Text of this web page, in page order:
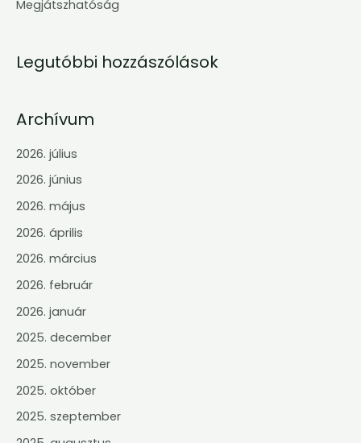
:Megjátszhatóság
Legutóbbi hozzászólások
Archívum
2026. július
2026. június
2026. május
2026. április
2026. március
2026. február
2026. január
2025. december
2025. november
2025. október
2025. szeptember